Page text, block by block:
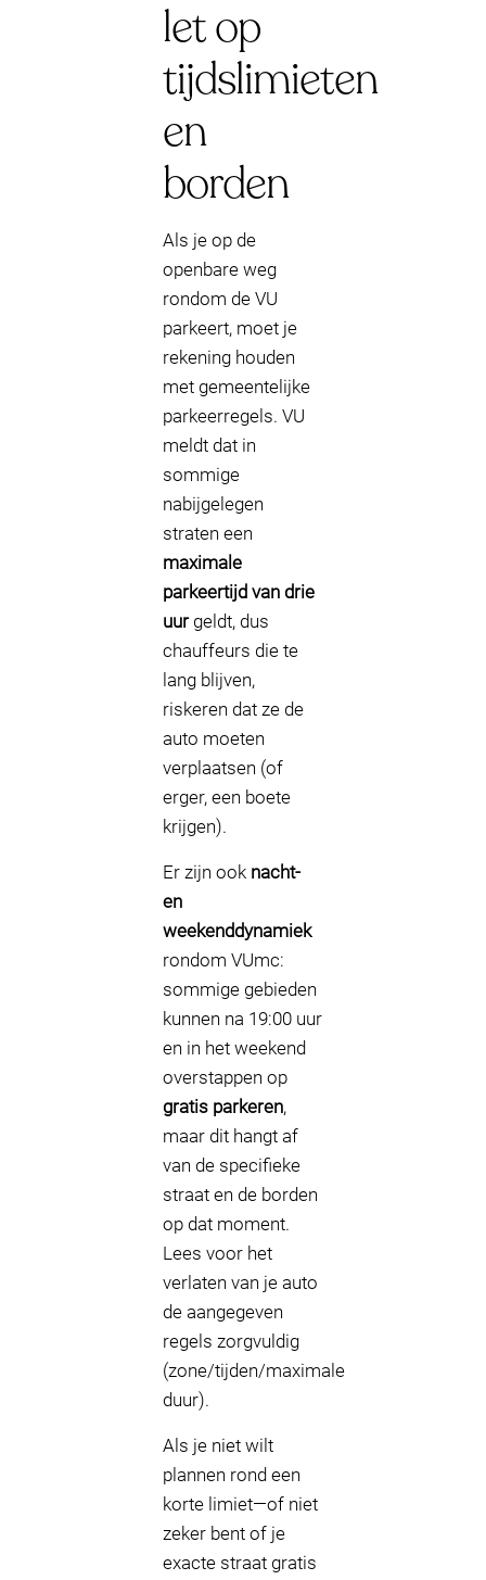
let op
tijdslimieten
en
borden
Als je op de
openbare weg
rondom de VU
parkeert, moet je
rekening houden
met gemeentelijke
parkeerregels. VU
meldt dat in
sommige
nabijgelegen
straten een
maximale
parkeertijd van drie
uurgeldt, dus
chauffeurs die te
lang blijven,
riskeren dat ze de
auto moeten
verplaatsen (of
erger, een boete
krijgen).
Er zijn ook nacht-
en
weekenddynamiek
rondom VUmc:
sommige gebieden
kunnen na 19:00 uur
en in het weekend
overstappen op
gratis parkeren,
maar dit hangt af
van de specifieke
straat en de borden
op dat moment.
Lees voor het
verlaten van je auto
de aangegeven
regels zorgvuldig
(zone/tijden/maximale
duur).
Als je niet wilt
plannen rond een
korte limiet—of niet
zeker bent of je
exacte straat gratis